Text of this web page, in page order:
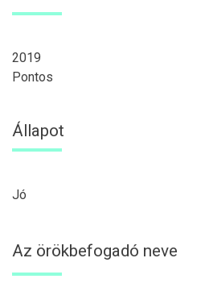
2019
Pontos
Állapot
Jó
Az örökbefogadó neve